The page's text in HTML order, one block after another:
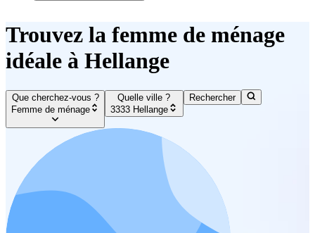
Trouvez la femme de ménage
idéale à Hellange
Que cherchez-vous ?
Femme de ménage
Quelle ville ?
3333 Hellange
Rechercher